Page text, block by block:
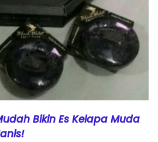
Bikin Es Kelapa Muda